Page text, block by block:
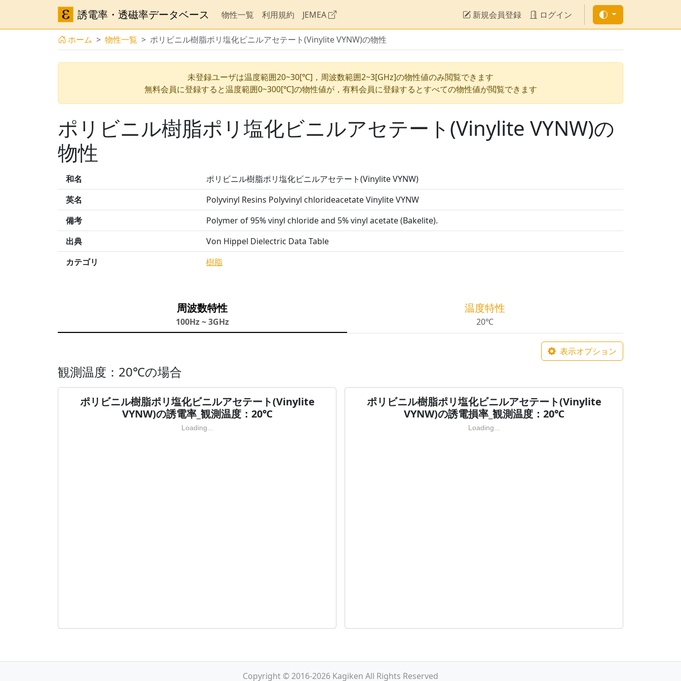
誘電率・透磁率データベース 物性一覧 利用規約 JEMEA 新規会員登録 ログイン
ホーム 物性一覧 ポリビニル樹脂ポリ塩化ビニルアセテート(Vinylite VYNW)の物性
未登録ユーザは温度範囲20~30[℃]，周波数範囲2~3[GHz]の物性値のみ閲覧できます
無料会員に登録すると温度範囲0~300[℃]の物性値が，有料会員に登録するとすべての物性値が閲覧できます
ポリビニル樹脂ポリ塩化ビニルアセテート(Vinylite VYNW)の
物性
和名
ポリビニル樹脂ポリ塩化ビニルアセテート(Vinylite VYNW)
英名
Polyvinyl Resins Polyvinyl chlorideacetate Vinylite VYNW
備考
Polymer of 95% vinyl chloride and 5% vinyl acetate (Bakelite).
出典
Von Hippel Dielectric Data Table
カテゴリ
樹脂
周波数特性
100Hz ~ 3GHz
温度特性
20℃
表示オプション
観測温度：20℃の場合
ポリビニル樹脂ポリ塩化ビニルアセテート(Vinylite
VYNW)の誘電率_観測温度：20℃
Loading...
ポリビニル樹脂ポリ塩化ビニルアセテート(Vinylite
VYNW)の誘電損率_観測温度：20℃
Loading...
Copyright © 2016-2026 Kagiken All Rights Reserved